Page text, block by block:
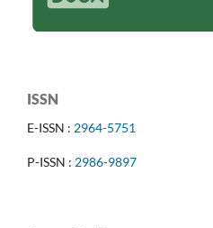
ISSN
E-ISSN : 2964-5751
P-ISSN : 2986-9897